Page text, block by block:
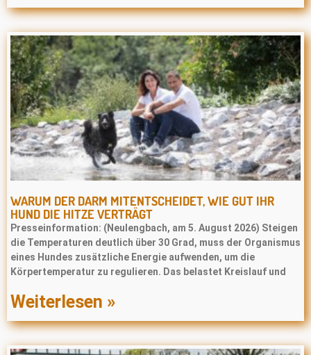
WARUM DER DARM MITENTSCHEIDET, WIE GUT IHR
HUND DIE HITZE VERTRÄGT
Presseinformation: (Neulengbach, am 5. August 2026) Steigen
die Temperaturen deutlich über 30 Grad, muss der Organismus
eines Hundes zusätzliche Energie aufwenden, um die
Körpertemperatur zu regulieren. Das belastet Kreislauf und
Weiterlesen »